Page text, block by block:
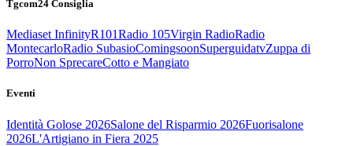
Tgcom24 Consiglia
Mediaset InfinityR101Radio 105Virgin RadioRadio
MontecarloRadio SubasioComingsoonSuperguidatvZuppa di
PorroNon SprecareCotto e Mangiato
Eventi
Identità Golose 2026Salone del Risparmio 2026Fuorisalone
2026L'Artigiano in Fiera 2025